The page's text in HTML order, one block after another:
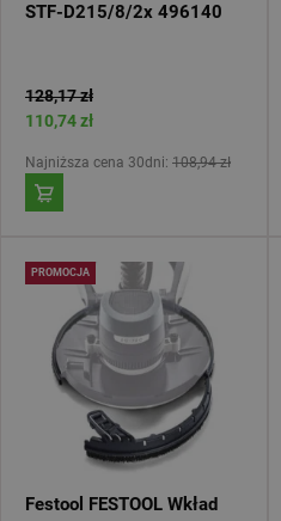
STF-D215/8/2x 496140
128,17 zł
110,74 zł
Najniższa cena 30dni: 108,94 zł
PROMOCJA
Festool FESTOOL Wkład